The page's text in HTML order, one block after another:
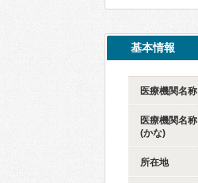
基本情報
医療機関名称
医療機関名称
(かな)
所在地